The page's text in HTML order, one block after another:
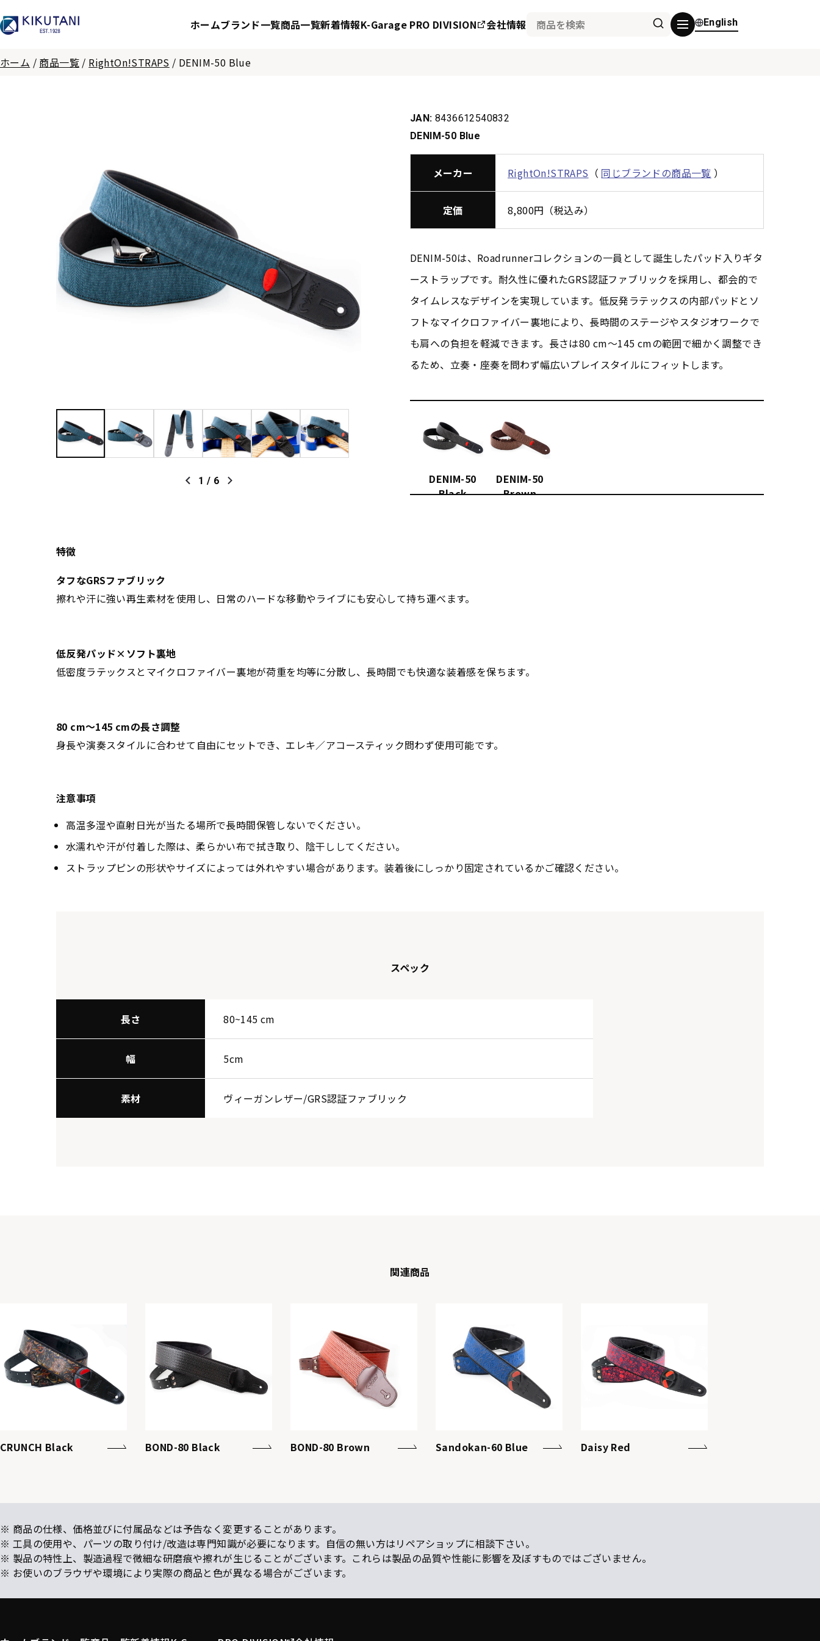
ホームブランド一覧商品一覧新着情報K-Garage PRO DIVISION 会社情報 English
ホーム / 商品一覧 / RightOn!STRAPS / DENIM-50 Blue
1 / 6
JAN: 8436612540832
DENIM-50 Blue
メーカー RightOn!STRAPS （ 同じブランドの商品一覧 ）
定価 8,800円（税込み）
DENIM-50は、Roadrunnerコレクションの一員として誕生したパッド入りギタ
ーストラップです。耐久性に優れたGRS認証ファブリックを採用し、都会的で
タイムレスなデザインを実現しています。低反発ラテックスの内部パッドとソ
フトなマイクロファイバー裏地により、長時間のステージやスタジオワークで
も肩への負担を軽減できます。長さは80 cm〜145 cmの範囲で細かく調整でき
るため、立奏・座奏を問わず幅広いプレイスタイルにフィットします。
DENIM-50
Black
DENIM-50
Brown
特徴
タフなGRSファブリック
擦れや汗に強い再生素材を使用し、日常のハードな移動やライブにも安心して持ち運べます。
低反発パッド×ソフト裏地
低密度ラテックスとマイクロファイバー裏地が荷重を均等に分散し、長時間でも快適な装着感を保ちます。
80 cm〜145 cmの長さ調整
身長や演奏スタイルに合わせて自由にセットでき、エレキ／アコースティック問わず使用可能です。
注意事項
高温多湿や直射日光が当たる場所で長時間保管しないでください。
水濡れや汗が付着した際は、柔らかい布で拭き取り、陰干ししてください。
ストラップピンの形状やサイズによっては外れやすい場合があります。装着後にしっかり固定されているかご確認ください。
スペック
長さ 80~145 cm
幅 5cm
素材 ヴィーガンレザー/GRS認証ファブリック
関連商品
CRUNCH Black BOND-80 Black BOND-80 Brown Sandokan-60 Blue Daisy Red
※ 商品の仕様、価格並びに付属品などは予告なく変更することがあります。
※ 工具の使用や、パーツの取り付け/改造は専門知識が必要になります。自信の無い方はリペアショップに相談下さい。
※ 製品の特性上、製造過程で微細な研磨痕や擦れが生じることがございます。これらは製品の品質や性能に影響を及ぼすものではございません。
※ お使いのブラウザや環境により実際の商品と色が異なる場合がございます。